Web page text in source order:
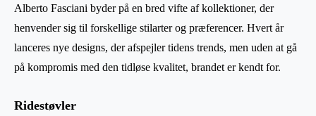
Alberto Fasciani byder på en bred vifte af kollektioner, der
henvender sig til forskellige stilarter og præferencer. Hvert år
lanceres nye designs, der afspejler tidens trends, men uden at gå
på kompromis med den tidløse kvalitet, brandet er kendt for.
Ridestøvler